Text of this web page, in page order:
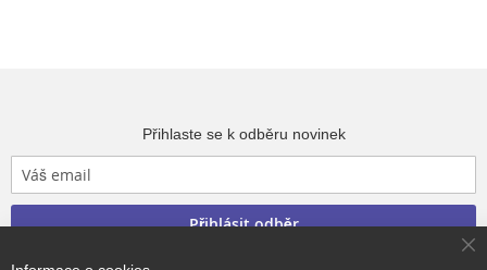
Přihlaste se k odběru novinek
Přihlásit odběr